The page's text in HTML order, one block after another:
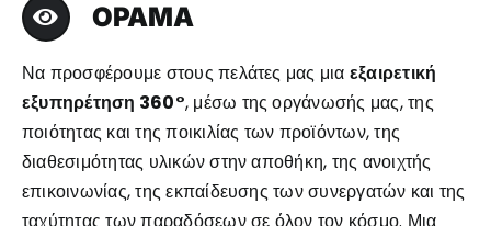
ΟΡΑΜΑ
Να προσφέρουμε στους πελάτες μας μια εξαιρετική
εξυπηρέτηση 360°, μέσω της οργάνωσής μας, της
ποιότητας και της ποικιλίας των προϊόντων, της
διαθεσιμότητας υλικών στην αποθήκη, της ανοιχτής
επικοινωνίας, της εκπαίδευσης των συνεργατών και της